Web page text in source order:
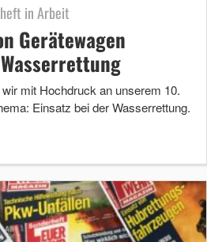
in Arbeit
Gerätewagen
mit Hochdruck an unserem 10.
Einsatz bei der Wasserrettung.